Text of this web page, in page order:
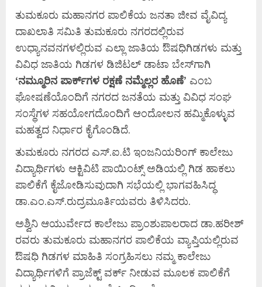
ತುಮಕೂರು ಮಹಾನಗರ ಪಾಲಿಕೆಯ ಜನತಾ ಜೀವ ವೈವಿದ್ಯ
ದಾಖಲಾತಿ ಸಮಿತಿ ತುಮಕೂರು ನಗರದಲ್ಲಿರುವ
ಉಧ್ಯಾನವನಗಳಲ್ಲಿರುವ ಎಲ್ಲಾ ಜಾತಿಯ ಔಷಧಿಗಿಡಗಳು ಮತ್ತು
ವಿವಿಧ ಜಾತಿಯ ಗಿಡಗಳ ಡಿಜಿಟಲ್ ಡಾಟಾ ಬೇಸ್‍ಗಾಗಿ
‘ನಮ್ಮೂರಿನ ಪಾರ್ಕ್‍ಗಳ ರಕ್ಷಣೆ ನಮ್ಮೆಲ್ಲರ ಹೊಣೆ’ ಎಂಬ
ಘೋಷಣೆಯೊಂದಿಗೆ ನಗರದ ಜನತೆಯ ಮತ್ತು ವಿವಿಧ ಸಂಘ
ಸಂಸ್ಥೆಗಳ ಸಹಯೋಗದೊಂದಿಗೆ ಆಂದೋಲನ ಹಮ್ಮಿಕೊಳ್ಳುವ
ಮಹತ್ವದ ನಿರ್ಧಾರ ಕೈಗೊಂಡಿದೆ.
ತುಮಕೂರು ನಗರದ ಎಸ್.ಐ.ಟಿ ಇಂಜನಿಯರಿಂಗ್ ಕಾಲೇಜು
ವಿದ್ಯಾರ್ಥಿಗಳು ಆಕ್ಟಿವಿಟಿ ಪಾಯಿಂಟ್ಸ್ ಅಡಿಯಲ್ಲಿ ಗಿಡ ಹಾಕಲು
ಪಾಲಿಕೆಗೆ ಕೈಜೋಡಿಸುವುದಾಗಿ ಸಭೆಯಲ್ಲಿ ಭಾಗವಹಿಸಿದ್ಧ
ಡಾ.ಎಂ.ಎಸ್.ರುದ್ರಮೂರ್ತಿಯವರು ತಿಳಿಸಿದರು.
ಅಶ್ವಿನಿ ಆಯುರ್ವೇದ ಕಾಲೇಜು ಪ್ರಾಂಶುಪಾಲರಾದ ಡಾ.ಹರೀಶ್
ರವರು ತುಮಕೂರು ಮಹಾನಗರ ಪಾಲಿಕೆಯ ವ್ಯಾಪ್ತಿಯಲ್ಲಿರುವ
ಔಷಧಿ ಗಿಡಗಳ ಮಾಹಿತಿ ಸಂಗ್ರಹಿಸಲು ನಮ್ಮ ಕಾಲೇಜು
ವಿದ್ಯಾರ್ಥಿಗಳಿಗೆ ಪ್ರಾಜೆಕ್ಟ್ ವರ್ಕ್ ನೀಡುವ ಮೂಲಕ ಪಾಲಿಕೆಗೆ